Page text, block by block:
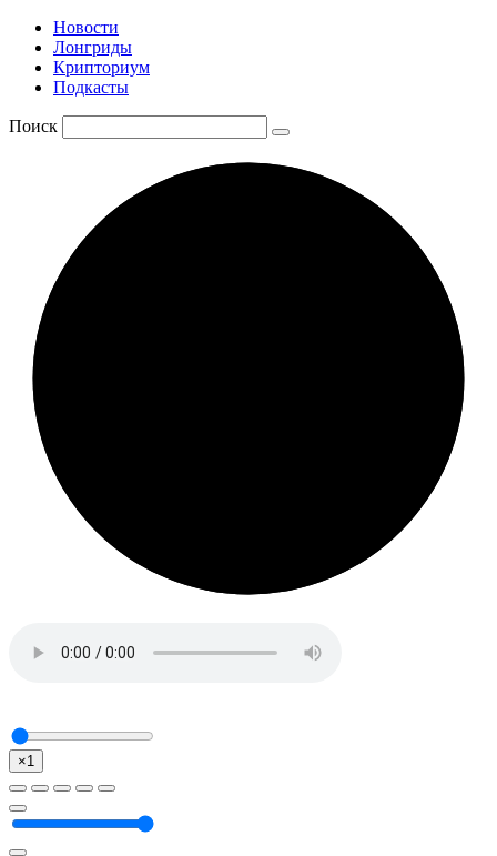
Новости
Лонгриды
Крипториум
Подкасты
Поиск
×1